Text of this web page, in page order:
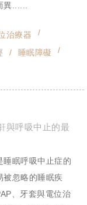
......
治療器
睡眠障礙
與呼吸中止的最
睡眠呼吸中止症的
被忽略的睡眠疾
、牙套與電位治